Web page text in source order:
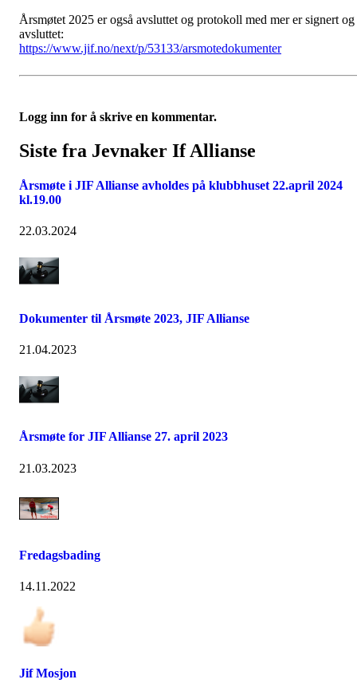
Årsmøtet 2025 er også avsluttet og protokoll med mer er signert og
avsluttet:
https://www.jif.no/next/p/53133/arsmotedokumenter
Logg inn for å skrive en kommentar.
Siste fra Jevnaker If Allianse
Årsmøte i JIF Allianse avholdes på klubbhuset 22.april 2024
kl.19.00
22.03.2024
Dokumenter til Årsmøte 2023, JIF Allianse
21.04.2023
Årsmøte for JIF Allianse 27. april 2023
21.03.2023
Fredagsbading
14.11.2022
Jif Mosjon